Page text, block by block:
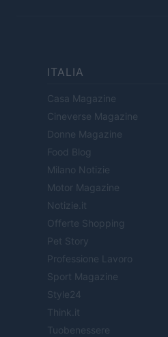
ITALIA
Casa Magazine
Cineverse Magazine
Donne Magazine
Food Blog
Milano Notizie
Motor Magazine
Notizie.it
Offerte Shopping
Pet Story
Professione Lavoro
Sport Magazine
Style24
Think.it
Tuobenessere